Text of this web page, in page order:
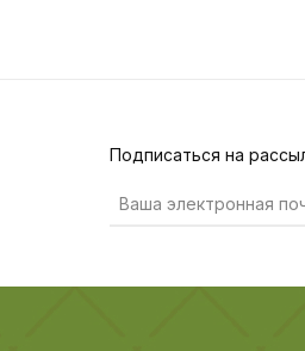
Подписаться на